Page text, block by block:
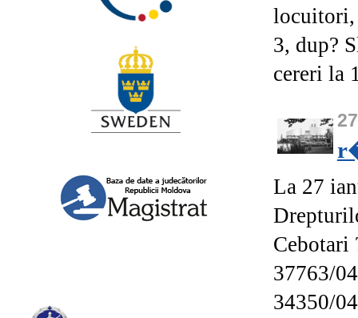
locuitori,
3, dup?
cereri la
La 27
Cebotari
37763/
34350/